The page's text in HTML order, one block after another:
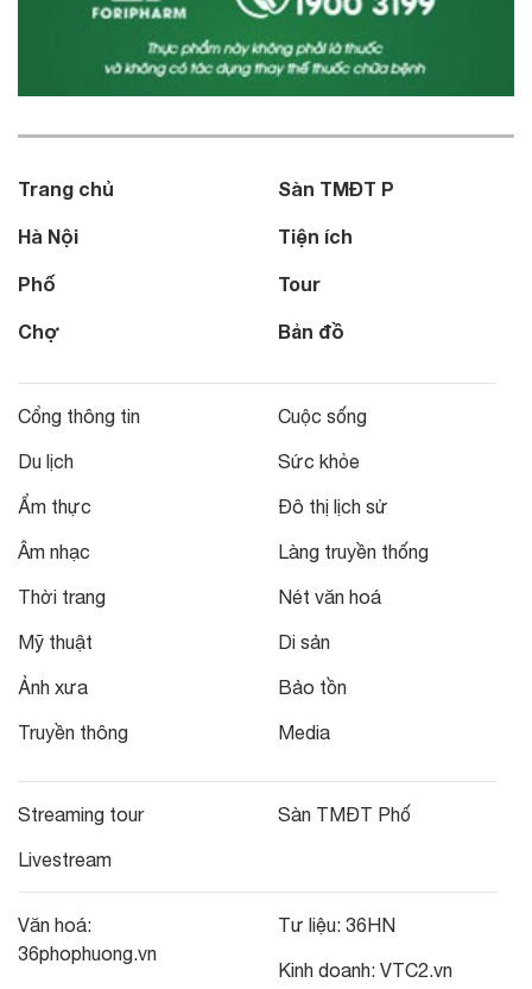
Trang chủ
Hà Nội
Phố
Chợ
Sàn TMĐT P
Tiện ích
Tour
Bản đồ
Cổng thông tin
Du lịch
Ẩm thực
Âm nhạc
Thời trang
Mỹ thuật
Ảnh xưa
Truyền thông
Cuộc sống
Sức khỏe
Đô thị lịch sử
Làng truyền thống
Nét văn hoá
Di sản
Bảo tồn
Media
Streaming tour
Livestream
Sàn TMĐT Phố
Văn hoá:
36phophuong.vn
Tư liệu: 36HN
Kinh doanh: VTC2.vn